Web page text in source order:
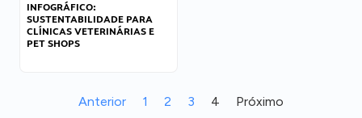
INFOGRÁFICO:
SUSTENTABILIDADE PARA
CLÍNICAS VETERINÁRIAS E
PET SHOPS
Anterior 1 2 3 4 Próximo